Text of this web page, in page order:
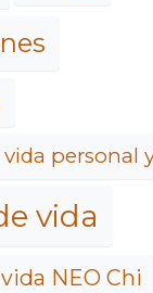
personal y
vida
NEO Chi